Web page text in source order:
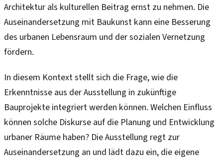
Architektur als kulturellen Beitrag ernst zu nehmen. Die
Auseinandersetzung mit Baukunst kann eine Besserung
des urbanen Lebensraum und der sozialen Vernetzung
fördern.
In diesem Kontext stellt sich die Frage, wie die
Erkenntnisse aus der Ausstellung in zukünftige
Bauprojekte integriert werden können. Welchen Einfluss
können solche Diskurse auf die Planung und Entwicklung
urbaner Räume haben? Die Ausstellung regt zur
Auseinandersetzung an und lädt dazu ein, die eigene